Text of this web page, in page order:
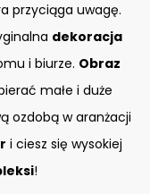
przyciąga uwagę.
dekoracja
i biurze. Obraz
małe i duże
ozdobą w aranżacji
i ciesz się wysokiej
!